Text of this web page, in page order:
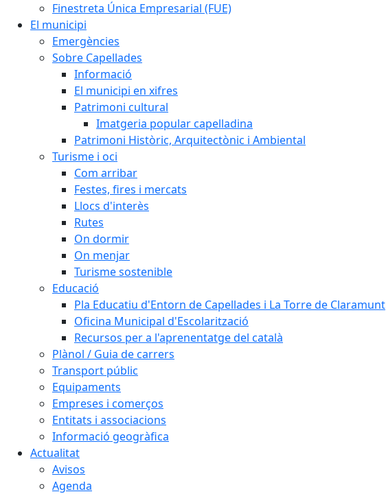
Finestreta Única Empresarial (FUE)
El municipi
Emergències
Sobre Capellades
Informació
El municipi en xifres
Patrimoni cultural
Imatgeria popular capelladina
Patrimoni Històric, Arquitectònic i Ambiental
Turisme i oci
Com arribar
Festes, fires i mercats
Llocs d'interès
Rutes
On dormir
On menjar
Turisme sostenible
Educació
Pla Educatiu d'Entorn de Capellades i La Torre de Claramunt
Oficina Municipal d'Escolarització
Recursos per a l'aprenentatge del català
Plànol / Guia de carrers
Transport públic
Equipaments
Empreses i comerços
Entitats i associacions
Informació geogràfica
Actualitat
Avisos
Agenda